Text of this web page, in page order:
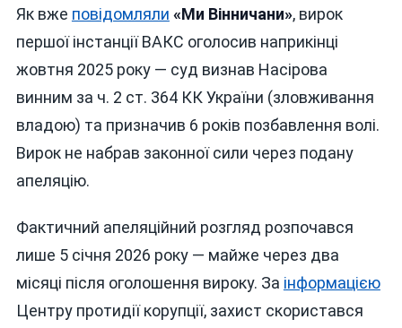
Як вже повідомляли «Ми Вінничани», вирок
першої інстанції ВАКС оголосив наприкінці
жовтня 2025 року — суд визнав Насірова
винним за ч. 2 ст. 364 КК України (зловживання
владою) та призначив 6 років позбавлення волі.
Вирок не набрав законної сили через подану
апеляцію.
Фактичний апеляційний розгляд розпочався
лише 5 січня 2026 року — майже через два
місяці після оголошення вироку. За інформацією
Центру протидії корупції, захист скористався